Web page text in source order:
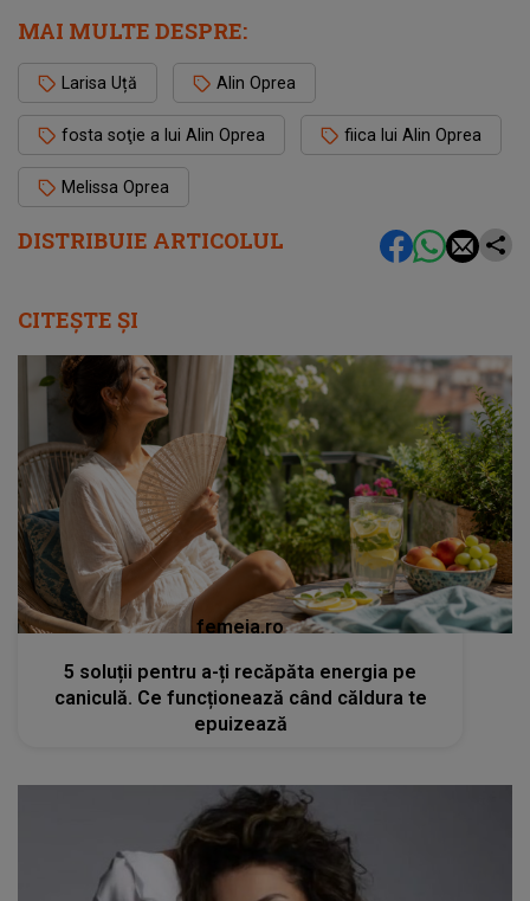
DISTRIBUIE ARTICOLUL
MAI MULTE DESPRE:
Larisa Uță Alin Oprea
fosta soţie a lui Alin Oprea fiica lui Alin Oprea
Melissa Oprea
CITEȘTE ȘI
femeia.ro
5 soluții pentru a-ți recăpăta energia pe
caniculă. Ce funcționează când căldura te
epuizează